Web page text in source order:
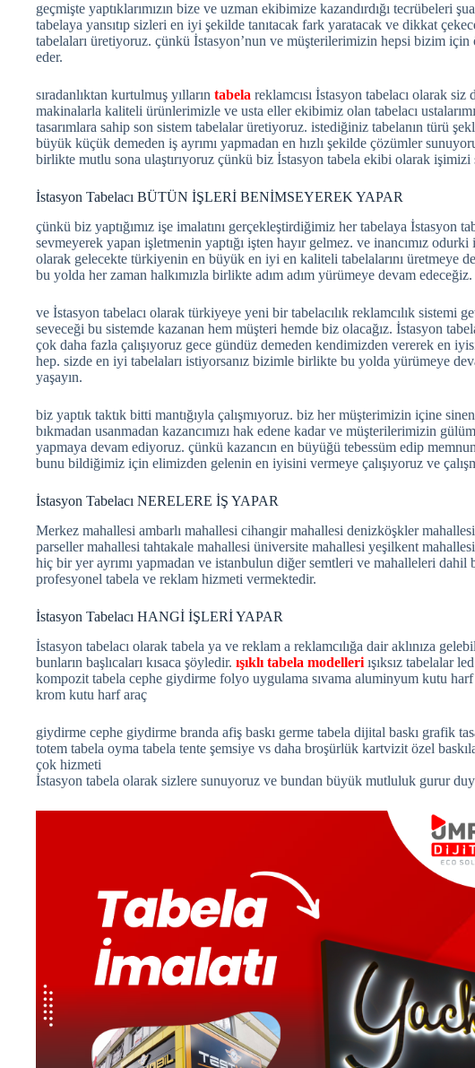
geçmişte yaptıklarımızın bize ve uzman ekibimize kazandırdığı tecrübeleri
tabelaya yansıtıp sizleri en iyi şekilde tanıtacak fark yaratacak ve dikkat
tabelaları üretiyoruz. çünkü İstasyon’nun ve müşterilerimizin hepsi bizim
eder.
sıradanlıktan kurtulmuş yılların tabela reklamcısı İstasyon tabelacı olarak
makinalarla kaliteli ürünlerimizle ve usta eller ekibimiz olan tabelacı
tasarımlara sahip son sistem tabelalar üretiyoruz. istediğiniz tabelanın türü
büyük küçük demeden iş ayrımı yapmadan en hızlı şekilde çözümler
birlikte mutlu sona ulaştırıyoruz çünkü biz İstasyon tabela ekibi olarak işimizi
İstasyon Tabelacı BÜTÜN İŞLERİ BENİMSEYEREK YAPAR
çünkü biz yaptığımız işe imalatını gerçekleştirdiğimiz her tabelaya İstasyon
sevmeyerek yapan işletmenin yaptığı işten hayır gelmez. ve inancımız
olarak gelecekte türkiyenin en büyük en iyi en kaliteli tabelalarını üretmeye
bu yolda her zaman halkımızla birlikte adım adım yürümeye devam edeceğiz.
ve İstasyon tabelacı olarak türkiyeye yeni bir tabelacılık reklamcılık sistemi
seveceği bu sistemde kazanan hem müşteri hemde biz olacağız. İstasyon
çok daha fazla çalışıyoruz gece gündüz demeden kendimizden vererek en
hep. sizde en iyi tabelaları istiyorsanız bizimle birlikte bu yolda yürümeye
yaşayın.
biz yaptık taktık bitti mantığıyla çalışmıyoruz. biz her müşterimizin içine
bıkmadan usanmadan kazancımızı hak edene kadar ve müşterilerimizin
yapmaya devam ediyoruz. çünkü kazancın en büyüğü tebessüm edip
bunu bildiğimiz için elimizden gelenin en iyisini vermeye çalışıyoruz ve
İstasyon Tabelacı NERELERE İŞ YAPAR
Merkez mahallesi ambarlı mahallesi cihangir mahallesi denizköşkler
parseller mahallesi tahtakale mahallesi üniversite mahallesi yeşilkent
hiç bir yer ayrımı yapmadan ve istanbulun diğer semtleri ve mahalleleri
profesyonel tabela ve reklam hizmeti vermektedir.
İstasyon Tabelacı HANGİ İŞLERİ YAPAR
İstasyon tabelacı olarak tabela ya ve reklam a reklamcılığa dair aklınıza
bunların başlıcaları kısaca şöyledir. ışıklı tabela modelleri ışıksız tabelalar
kompozit tabela cephe giydirme folyo uygulama sıvama aluminyum kutu
krom kutu harf araç
giydirme cephe giydirme branda afiş baskı germe tabela dijital baskı grafik
totem tabela oyma tabela tente şemsiye vs daha broşürlük kartvizit özel
çok hizmeti
İstasyon tabela olarak sizlere sunuyoruz ve bundan büyük mutluluk gurur